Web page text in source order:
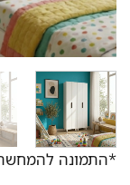
*התמונה